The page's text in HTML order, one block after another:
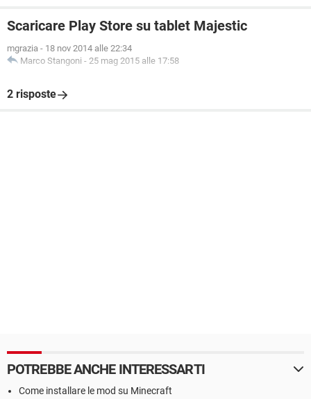
Scaricare Play Store su tablet Majestic
mgrazia - 18 nov 2014 alle 22:34
Marco Stangoni - 25 mag 2015 alle 17:58
2 risposte
POTREBBE ANCHE INTERESSARTI
Come installare le mod su Minecraft